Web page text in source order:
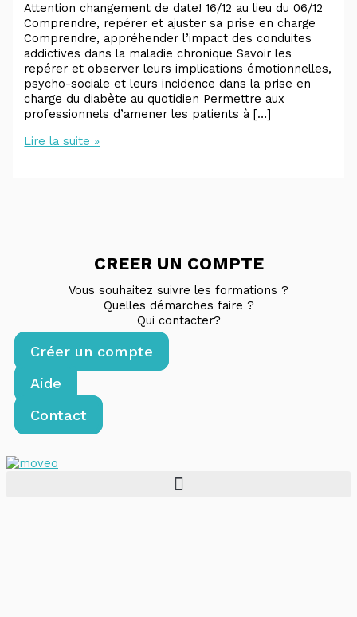
Attention changement de date! 16/12 au lieu du 06/12
Comprendre, repérer et ajuster sa prise en charge
Comprendre, appréhender l’impact des conduites
addictives dans la maladie chronique Savoir les
repérer et observer leurs implications émotionnelles,
psycho-sociale et leurs incidence dans la prise en
charge du diabète au quotidien Permettre aux
professionnels d’amener les patients à […]
Lire la suite »
CREER UN COMPTE
Vous souhaitez suivre les formations ?
Quelles démarches faire ?
Qui contacter?
Créer un compte
Aide
Contact